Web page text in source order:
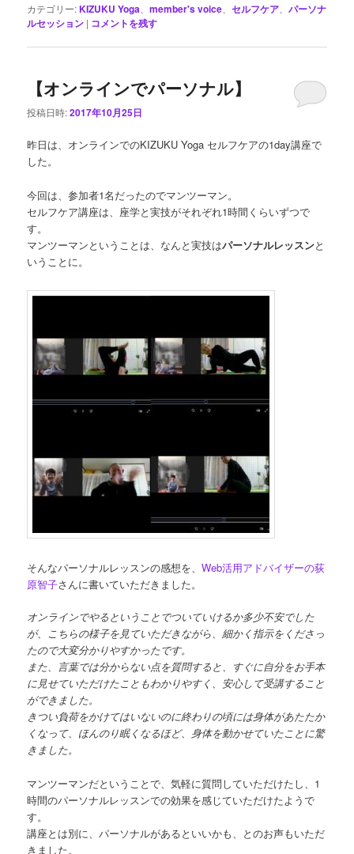
カテゴリー:KIZUKU Yoga 、member's voice 、セルフケア 、パーソナ
ルセッション | コメントを残す
【オンラインでパーソナル】
投稿日時:2017年10月25日
昨日は、オンラインでのKIZUKU Yoga セルフケアの1day講座で
した。
今回は、参加者1名だったのでマンツーマン。
セルフケア講座は、座学と実技がそれぞれ1時間くらいずつで
す。
マンツーマンということは、なんと実技はパーソナルレッスンと
いうことに。
そんなパーソナルレッスンの感想を、Web活用アドバイザーの荻
原智子さんに書いていただきました。
オンラインでやるということでついていけるか多少不安でした
が、こちらの様子を見ていただきながら、細かく指示をくださっ
たので大変分かりやすかったです。
また、言葉では分からない点を質問すると、すぐに自分をお手本
に見せていただけたこともわかりやすく、安心して受講すること
ができました。
きつい負荷をかけてはいないのに終わりの頃には身体があたたか
くなって、ほんのり眠くなるほど、身体を動かせていたことに驚
きました。
マンツーマンだということで、気軽に質問していただけたし、1
時間のパーソナルレッスンでの効果を感じていただけたようで
す。
講座とは別に、パーソナルがあるといいかも、とのお声もいただ
きました。